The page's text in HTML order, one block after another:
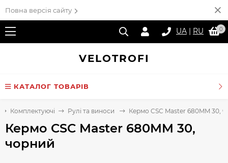
Повна версія сайту
UA | RU 0
VELOTROFI
КАТАЛОГ ТОВАРІВ
Комплектуючі Рулі та виноси Кермо CSC Master 680MM 30,
Кермо CSC Master 680MM 30,
чорний